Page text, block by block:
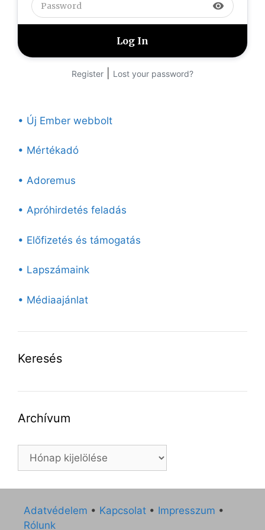
visibility
Register Lost your password?
• Új Ember webbolt
• Mértékadó
• Adoremus
• Apróhirdetés feladás
• Előfizetés és támogatás
• Lapszámaink
• Médiaajánlat
Keresés
Archívum
Archívum
Adatvédelem • Kapcsolat • Impresszum •
Rólunk